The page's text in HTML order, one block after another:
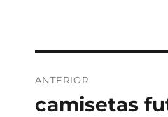
de
ANTERIOR
Entrada
camisetas